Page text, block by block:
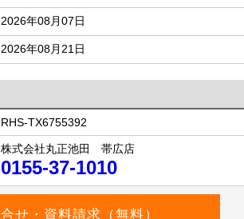
2026年08月07日
2026年08月21日
RHS-TX6755392
株式会社丸正池田 帯広店
0155-37-1010